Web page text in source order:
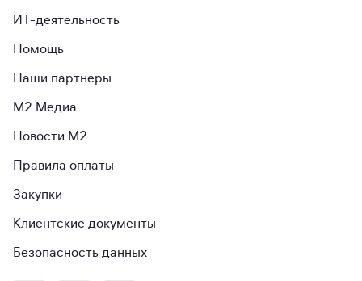
ИТ-деятельность
Помощь
Наши партнёры
М2 Медиа
Новости М2
Правила оплаты
Закупки
Клиентские документы
Безопасность данных